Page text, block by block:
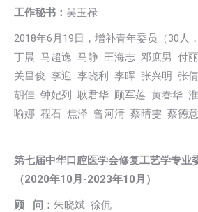
工作秘书： 吴玉禄
2018年6月19日，增补青年委员（30人
丁晨 马超逸 马静 王海志 邓庶男 付
关昌俊 李迎 李晓利 李晖 张兴明 张
胡佳 钟妃列 耿君华 顾军莲 黄春华
喻娜 程石 焦泽 曾河清 蔡晴雯 蔡德意
第七届中华口腔医学会修复工艺学专业
（2020年10月-2023年10月）
顾 问： 朱晓斌 徐侃